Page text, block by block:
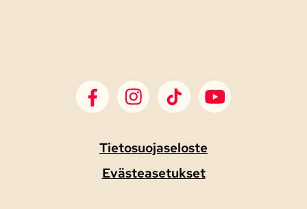
SDP Facebook
SDP Instagram
SDP TikTokSDP Youtube
Tietosuojaseloste
Evästeasetukset